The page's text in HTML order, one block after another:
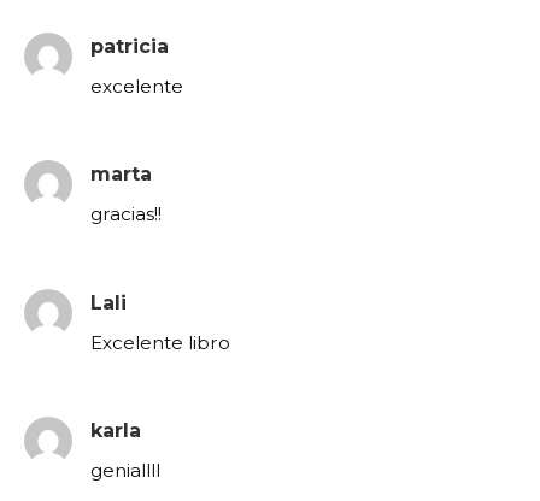
patricia
excelente
marta
gracias!!
Lali
Excelente libro
karla
geniallll